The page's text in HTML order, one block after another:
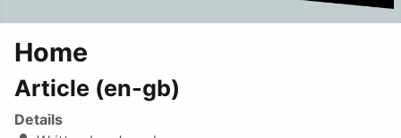
Home
Article (en-gb)
Details